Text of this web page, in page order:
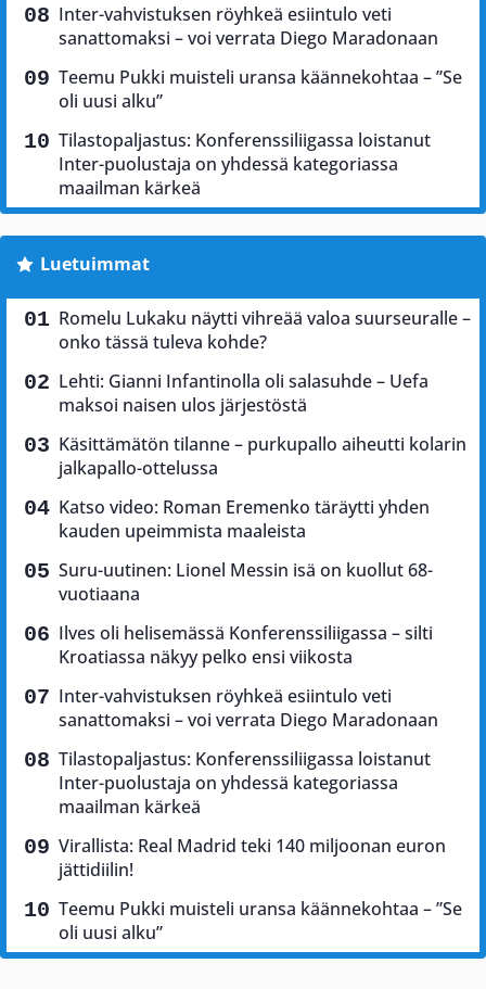
Inter-vahvistuksen röyhkeä esiintulo veti
sanattomaksi – voi verrata Diego Maradonaan
Teemu Pukki muisteli uransa käännekohtaa – ”Se
oli uusi alku”
Tilastopaljastus: Konferenssiliigassa loistanut
Inter-puolustaja on yhdessä kategoriassa
maailman kärkeä
Luetuimmat
Romelu Lukaku näytti vihreää valoa suurseuralle –
onko tässä tuleva kohde?
Lehti: Gianni Infantinolla oli salasuhde – Uefa
maksoi naisen ulos järjestöstä
Käsittämätön tilanne – purkupallo aiheutti kolarin
jalkapallo-ottelussa
Katso video: Roman Eremenko täräytti yhden
kauden upeimmista maaleista
Suru-uutinen: Lionel Messin isä on kuollut 68-
vuotiaana
Ilves oli helisemässä Konferenssiliigassa – silti
Kroatiassa näkyy pelko ensi viikosta
Inter-vahvistuksen röyhkeä esiintulo veti
sanattomaksi – voi verrata Diego Maradonaan
Tilastopaljastus: Konferenssiliigassa loistanut
Inter-puolustaja on yhdessä kategoriassa
maailman kärkeä
Virallista: Real Madrid teki 140 miljoonan euron
jättidiilin!
Teemu Pukki muisteli uransa käännekohtaa – ”Se
oli uusi alku”